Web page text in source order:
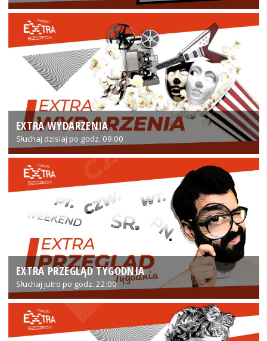
EXTRA WYDARZENIA
Słuchaj dzisiaj po godz. 09:00
EXTRA PRZEGLĄD TYGODNIA
Słuchaj jutro po godz. 22:00